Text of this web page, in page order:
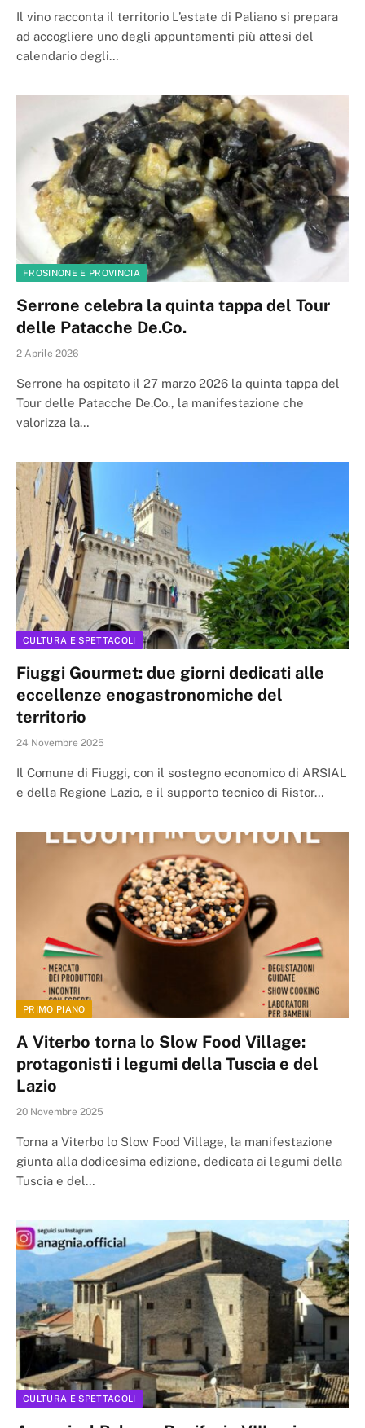
Il vino racconta il territorio L’estate di Paliano si prepara
ad accogliere uno degli appuntamenti più attesi del
calendario degli…
FROSINONE E PROVINCIA
Serrone celebra la quinta tappa del Tour
delle Patacche De.Co.
2 Aprile 2026
Serrone ha ospitato il 27 marzo 2026 la quinta tappa del
Tour delle Patacche De.Co., la manifestazione che
valorizza la…
CULTURA E SPETTACOLI
Fiuggi Gourmet: due giorni dedicati alle
eccellenze enogastronomiche del
territorio
24 Novembre 2025
Il Comune di Fiuggi, con il sostegno economico di ARSIAL
e della Regione Lazio, e il supporto tecnico di Ristor…
PRIMO PIANO
A Viterbo torna lo Slow Food Village:
protagonisti i legumi della Tuscia e del
Lazio
20 Novembre 2025
Torna a Viterbo lo Slow Food Village, la manifestazione
giunta alla dodicesima edizione, dedicata ai legumi della
Tuscia e del…
CULTURA E SPETTACOLI